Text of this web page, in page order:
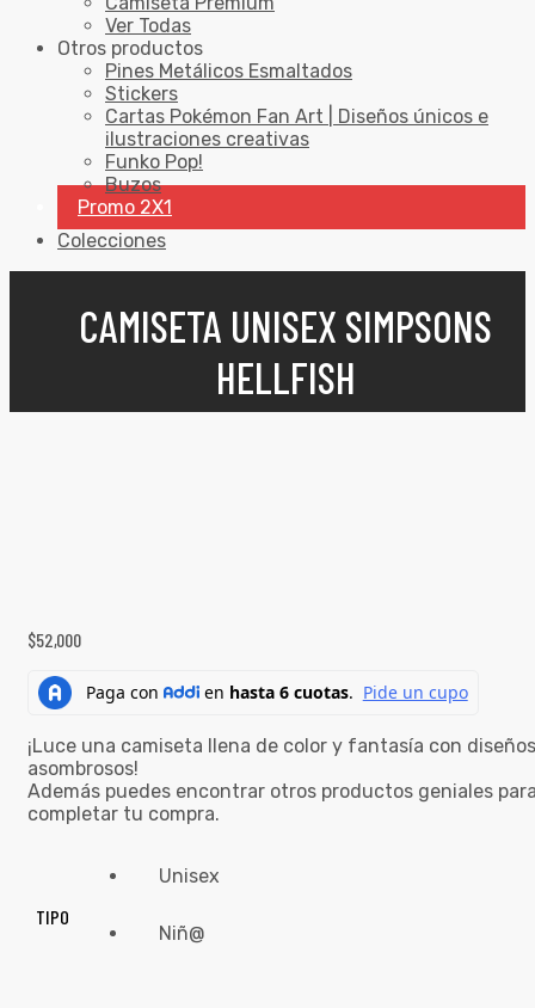
Ver Todas
Otros productos
Pines Metálicos Esmaltados
Stickers
Cartas Pokémon Fan Art | Diseños únicos e
ilustraciones creativas
Funko Pop!
Buzos
Promo 2X1
Colecciones
CAMISETA UNISEX SIMPSONS
HELLFISH
$52,000
¡Luce una camiseta llena de color y fantasía con diseños
asombrosos!
Además puedes encontrar otros productos geniales
completar tu compra.
TIPO
Unisex
Niñ@